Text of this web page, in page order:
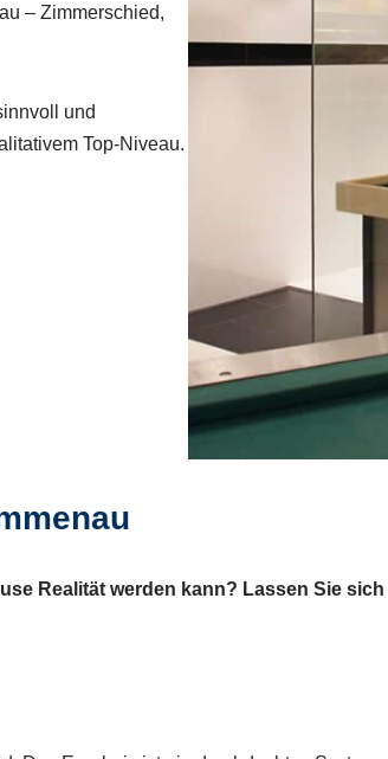
– Zimmerschied,
und
Top-Niveau.
Realität werden kann? Lassen Sie